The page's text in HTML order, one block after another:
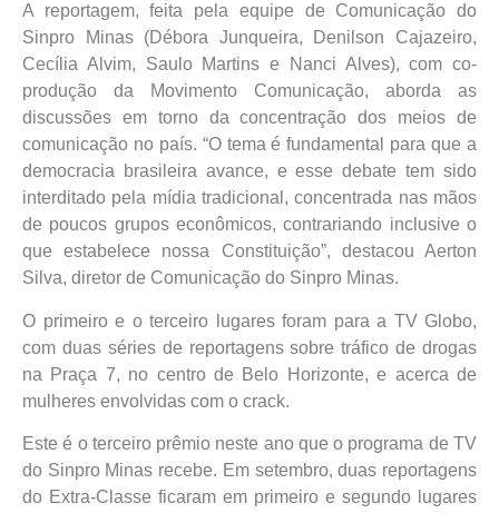
A reportagem, feita pela equipe de Comunicação do
Sinpro Minas (Débora Junqueira, Denilson Cajazeiro,
Cecília Alvim, Saulo Martins e Nanci Alves), com co-
produção da Movimento Comunicação, aborda as
discussões em torno da concentração dos meios de
comunicação no país. “O tema é fundamental para que a
democracia brasileira avance, e esse debate tem sido
interditado pela mídia tradicional, concentrada nas mãos
de poucos grupos econômicos, contrariando inclusive o
que estabelece nossa Constituição”, destacou Aerton
Silva, diretor de Comunicação do Sinpro Minas.
O primeiro e o terceiro lugares foram para a TV Globo,
com duas séries de reportagens sobre tráfico de drogas
na Praça 7, no centro de Belo Horizonte, e acerca de
mulheres envolvidas com o crack.
Este é o terceiro prêmio neste ano que o programa de TV
do Sinpro Minas recebe. Em setembro, duas reportagens
do Extra-Classe ficaram em primeiro e segundo lugares